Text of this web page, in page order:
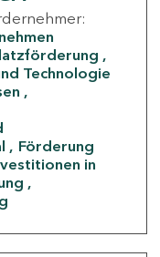
Technologie
Förderung
in